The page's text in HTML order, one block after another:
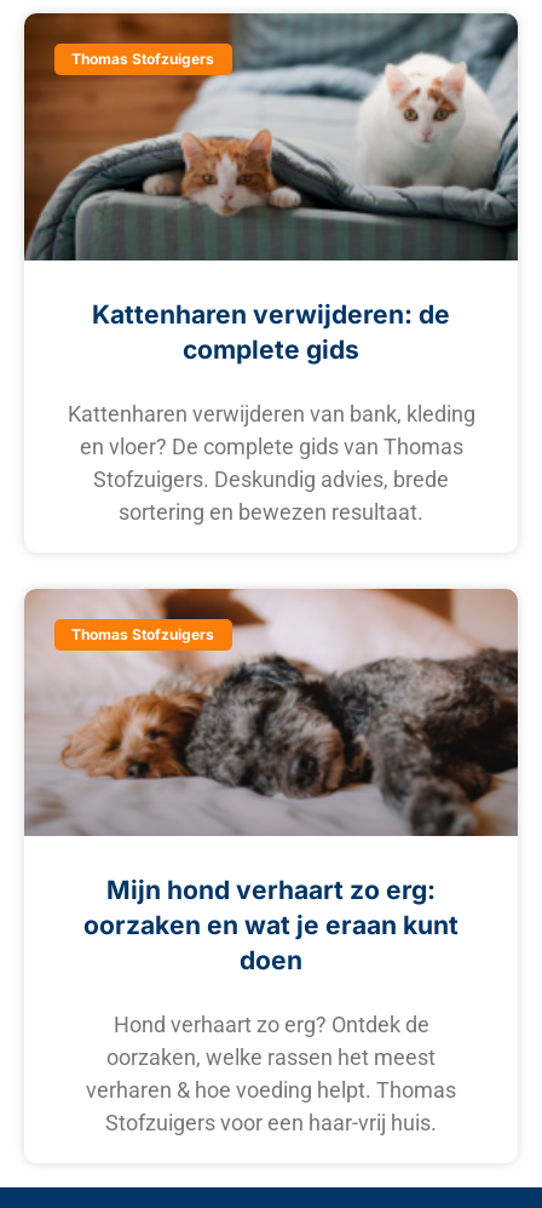
Thomas Stofzuigers
Kattenharen verwijderen: de
complete gids
Kattenharen verwijderen van bank, kleding
en vloer? De complete gids van Thomas
Stofzuigers. Deskundig advies, brede
sortering en bewezen resultaat.
Thomas Stofzuigers
Mijn hond verhaart zo erg:
oorzaken en wat je eraan kunt
doen
Hond verhaart zo erg? Ontdek de
oorzaken, welke rassen het meest
verharen & hoe voeding helpt. Thomas
Stofzuigers voor een haar-vrij huis.